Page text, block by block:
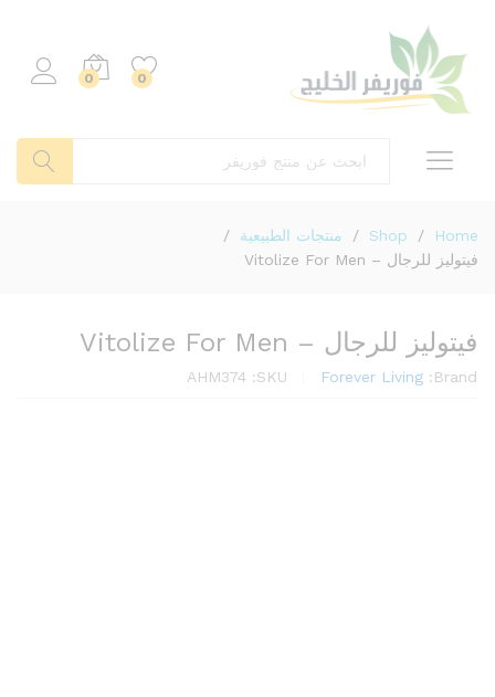
0
0
Home
/
Shop
/ منتجات الطبيعية
/
فيتوليز للرجال – Vitolize For Men
فيتوليز للرجال – Vitolize For Men
Brand:
Forever Living
SKU:
AHM374